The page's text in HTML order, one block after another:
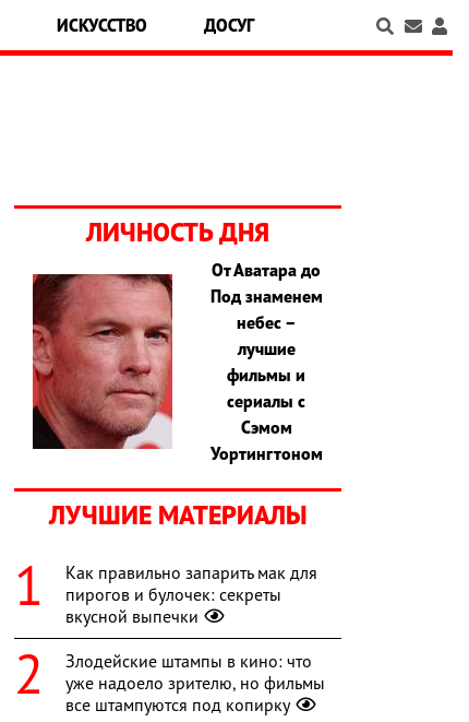
ИСКУССТВО ДОСУГ
ЛИЧНОСТЬ ДНЯ
От Аватара до
Под знаменем
небес –
лучшие
фильмы и
сериалы с
Сэмом
Уортингтоном
ЛУЧШИЕ МАТЕРИАЛЫ
Как правильно запарить мак для
пирогов и булочек: секреты
вкусной выпечки
Злодейские штампы в кино: что
уже надоело зрителю, но фильмы
все штампуются под копирку